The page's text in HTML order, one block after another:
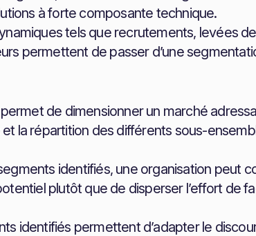
à forte composante technique.
tels que recrutements, levées
permettent de passer d’une
de dimensionner un marché
la répartition des différents sous-
identifiés, une organisation peut
plutôt que de disperser l’effort de
identifiés permettent d’adapter le